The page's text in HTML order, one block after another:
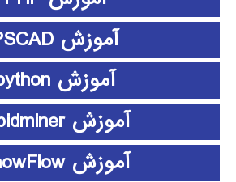
آموزش PSCAD
آموزش python
آموزش rapidminer
آموزش ShowFlow